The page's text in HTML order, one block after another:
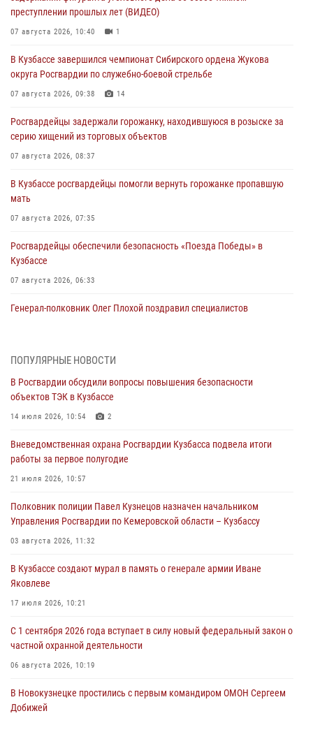
преступлении прошлых лет (ВИДЕО)
07 августа 2026, 10:40 1
В Кузбассе завершился чемпионат Сибирского ордена Жукова
округа Росгвардии по служебно-боевой стрельбе
07 августа 2026, 09:38 14
Росгвардейцы задержали горожанку, находившуюся в розыске за
серию хищений из торговых объектов
07 августа 2026, 08:37
В Кузбассе росгвардейцы помогли вернуть горожанке пропавшую
мать
07 августа 2026, 07:35
Росгвардейцы обеспечили безопасность «Поезда Победы» в
Кузбассе
07 августа 2026, 06:33
Генерал-полковник Олег Плохой поздравил специалистов
07 августа 2026, 05:32
С 1 сентября 2026 года вступает в силу новый федеральный закон о
частной охранной деятельности
06 августа 2026, 10:19
Росгвардейцы задержали предполагаемого виновника причинения
ножевого ранения кемеровчанину
06 августа 2026, 09:18
Росгвардейцы задержали мужчину, повредившего имущество
горожанки
06 августа 2026, 08:17
Росгвардейцы пресекли противоправные действия и защитили
новокузнечанку от агрессивного знакомого
06 августа 2026, 07:16
ПОПУЛЯРНЫЕ НОВОСТИ
В Росгвардии обсудили вопросы повышения безопасности
объектов ТЭК в Кузбассе
14 июля 2026, 10:54 2
Вневедомственная охрана Росгвардии Кузбасса подвела итоги
работы за первое полугодие
21 июля 2026, 10:57
Полковник полиции Павел Кузнецов назначен начальником
Управления Росгвардии по Кемеровской области – Кузбассу
03 августа 2026, 11:32
В Кузбассе создают мурал в память о генерале армии Иване
Яковлеве
17 июля 2026, 10:21
С 1 сентября 2026 года вступает в силу новый федеральный закон о
частной охранной деятельности
06 августа 2026, 10:19
В Новокузнецке простились с первым командиром ОМОН Сергеем
Добижей